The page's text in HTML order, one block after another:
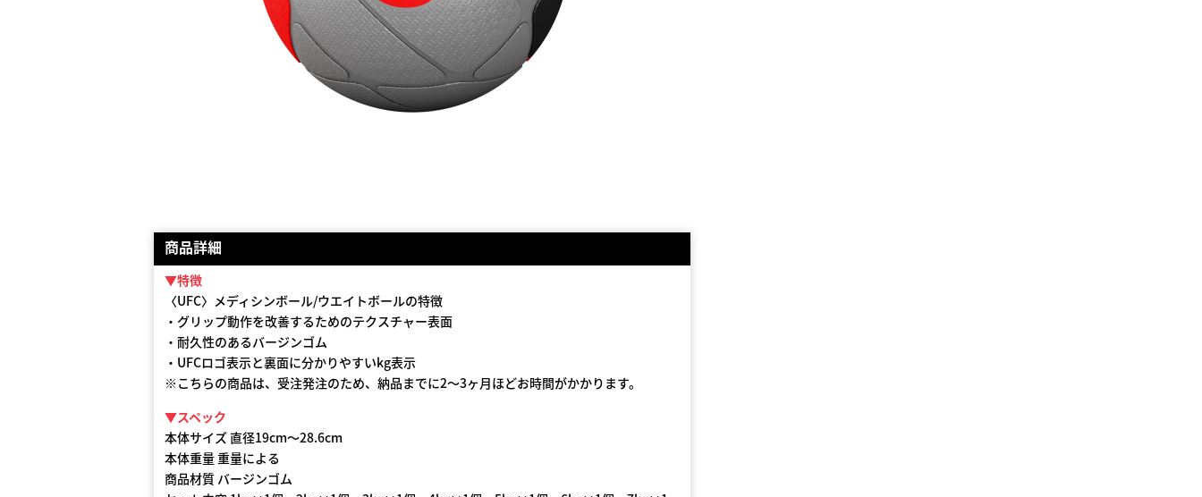
商品詳細
▼特徴
〈UFC〉メディシンボール/ウエイトボールの特徴
・グリップ動作を改善するためのテクスチャー表面
・耐久性のあるバージンゴム
・UFCロゴ表示と裏面に分かりやすいkg表示
※こちらの商品は、受注発注のため、納品までに2〜3ヶ月ほどお時間がかかります。
▼スペック
本体サイズ 直径19cm〜28.6cm
本体重量 重量による
商品材質 バージンゴム